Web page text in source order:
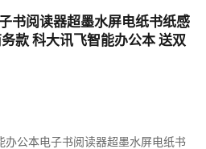
书阅读器超墨水屏电纸书纸感
款 科大讯飞智能办公本 送双
公本电子书阅读器超墨水屏电纸书